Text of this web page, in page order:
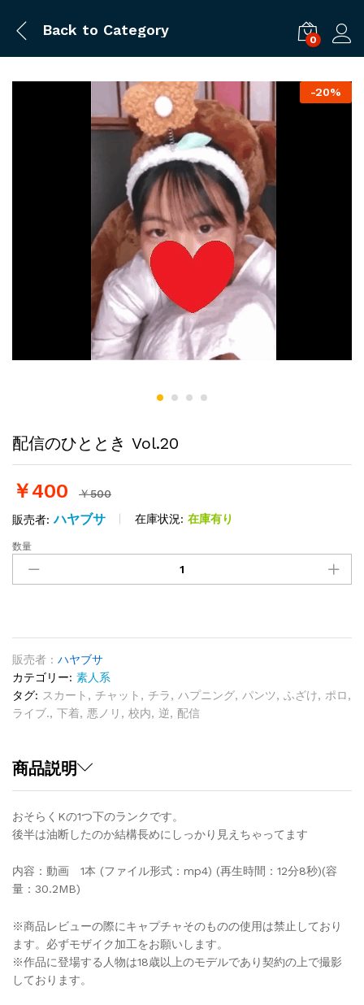
Back to Category
0
-20%
配信のひととき Vol.20
￥400 ￥500
販売者:ハヤブサ 在庫状況: 在庫有り
配
の
と
き
Vol.20
quantity
数量
販売者 : ハヤブサ
カテゴリー: 素人系
タグ: スカート , チャット , チラ, ハプニング, パンツ, ふざけ, ポロ,
ライブ., 下着, 悪ノリ , 校内, 逆, 配信
商品説明
おそらくKの1つ下のランクです。
後半は油断したのか結構長めにしっかり見えちゃってます
内容：動画 1本 (ファイル形式：mp4) (再生時間：12分8秒)(容
量：30.2MB)
※商品レビューの際にキャプチャそのものの使用は禁止しており
ます。必ずモザイク加工をお願いします。
※作品に登場する人物は18歳以上のモデルであり契約の上で撮影
しております。